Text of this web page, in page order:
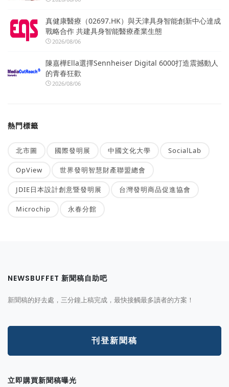
真健康醫療（02697.HK）與天津具身智能創新中心達成
戰略合作 共建具身智能醫療產業生態
2026/08/06
陳嘉樺Ella選擇Sennheiser Digital 6000打造震撼動人
的青春狂歡
2026/08/06
熱門標籤
北市圖 國際發明展 中國文化大學 SocialLab
OpView 世界發明智慧財產聯盟總會
JDIE日本設計創意暨發明展 台灣發明商品促進協會
Microchip 永春分館
NEWSBUFFET 新聞稿自助吧
新聞稿的好去處，三分鐘上稿完成，最快接觸最多讀者的方案！
刊登新聞稿
立即購買新聞稿曝光